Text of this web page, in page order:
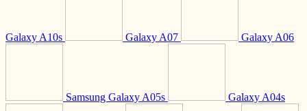
Galaxy A10s Galaxy A07 Galaxy A06
Samsung Galaxy A05s Galaxy A04s